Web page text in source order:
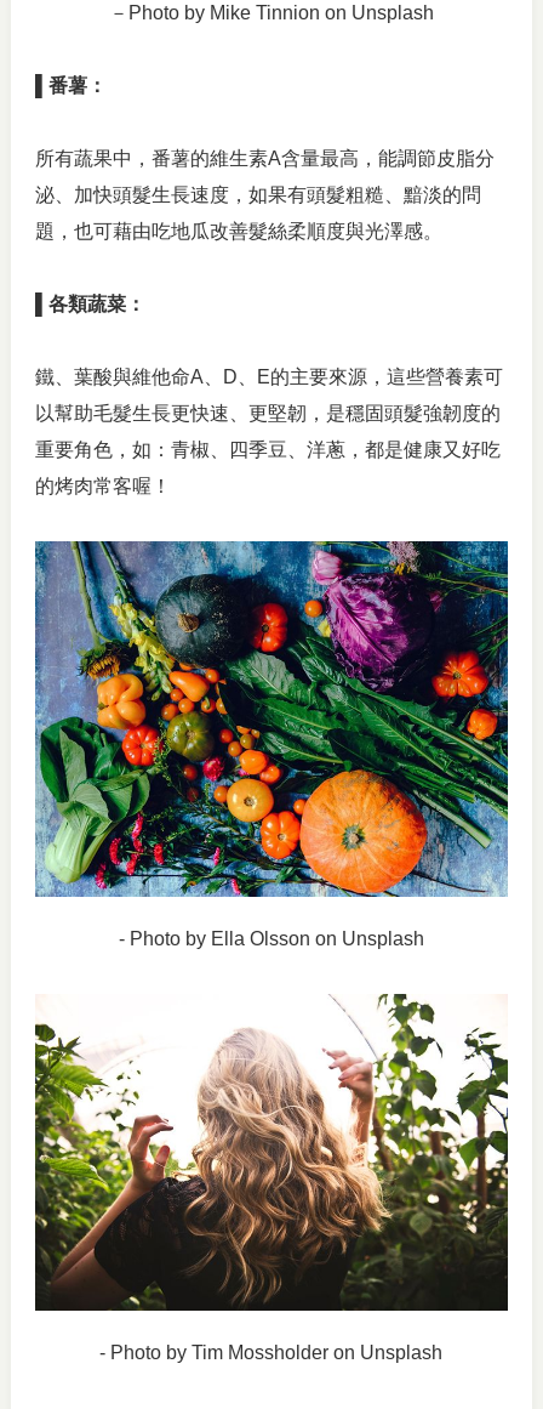
－Photo by Mike Tinnion on Unsplash
▌番薯：
所有蔬果中，番薯的維生素A含量最高，能調節皮脂分
泌、加快頭髮生長速度，如果有頭髮粗糙、黯淡的問
題，也可藉由吃地瓜改善髮絲柔順度與光澤感。
▌各類蔬菜：
鐵、葉酸與維他命A、D、E的主要來源，這些營養素可
以幫助毛髮生長更快速、更堅韌，是穩固頭髮強韌度的
重要角色，如：青椒、四季豆、洋蔥，都是健康又好吃
的烤肉常客喔！
- Photo by Ella Olsson on Unsplash
- Photo by Tim Mossholder on Unsplash